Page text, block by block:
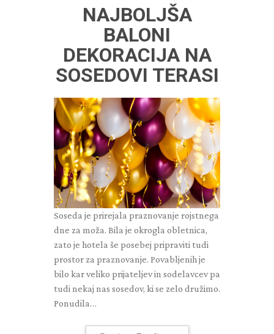
NAJBOLJŠA
BALONI
DEKORACIJA NA
SOSEDOVI TERASI
Soseda je prirejala praznovanje rojstnega
dne za moža. Bila je okrogla obletnica,
zato je hotela še posebej pripraviti tudi
prostor za praznovanje. Povabljenih je
bilo kar veliko prijateljev in sodelavcev pa
tudi nekaj nas sosedov, ki se zelo družimo.
Ponudila…